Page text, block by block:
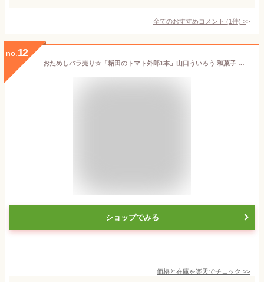
全てのおすすめコメント (1件) >
no. 12
おためしバラ売り☆「垢田のトマト外郎1本」山口ういろう 和菓子 スイーツ 下関 個包装 お菓子 お供え お彼岸 敬老会 ういろう
ショップでみる
価格と在庫を楽天でチェック >>